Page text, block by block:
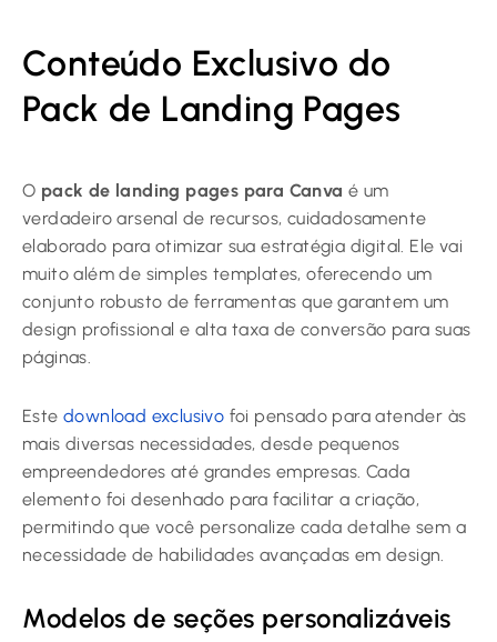
Conteúdo Exclusivo do
Pack de Landing Pages
O pack de landing pages para Canva é um
verdadeiro arsenal de recursos, cuidadosamente
elaborado para otimizar sua estratégia digital. Ele vai
muito além de simples templates, oferecendo um
conjunto robusto de ferramentas que garantem um
design profissional e alta taxa de conversão para suas
páginas.
Este download exclusivo foi pensado para atender às
mais diversas necessidades, desde pequenos
empreendedores até grandes empresas. Cada
elemento foi desenhado para facilitar a criação,
permitindo que você personalize cada detalhe sem a
necessidade de habilidades avançadas em design.
Modelos de seções personalizáveis